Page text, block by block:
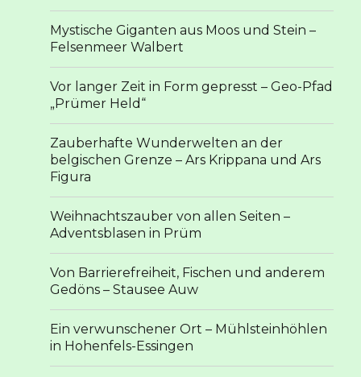
Mystische Giganten aus Moos und Stein –
Felsenmeer Walbert
Vor langer Zeit in Form gepresst – Geo-Pfad
„Prümer Held“
Zauberhafte Wunderwelten an der
belgischen Grenze – Ars Krippana und Ars
Figura
Weihnachtszauber von allen Seiten –
Adventsblasen in Prüm
Von Barrierefreiheit, Fischen und anderem
Gedöns – Stausee Auw
Ein verwunschener Ort – Mühlsteinhöhlen
in Hohenfels-Essingen